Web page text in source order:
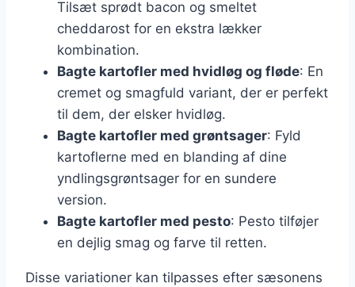
Tilsæt sprødt bacon og smeltet
cheddarost for en ekstra lækker
kombination.
Bagte kartofler med hvidløg og fløde: En
cremet og smagfuld variant, der er perfekt
til dem, der elsker hvidløg.
Bagte kartofler med grøntsager: Fyld
kartoflerne med en blanding af dine
yndlingsgrøntsager for en sundere
version.
Bagte kartofler med pesto: Pesto tilføjer
en dejlig smag og farve til retten.
Disse variationer kan tilpasses efter sæsonens